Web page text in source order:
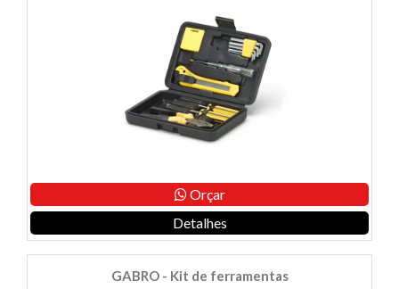
Orçar
Detalhes
GABRO - Kit de ferramentas